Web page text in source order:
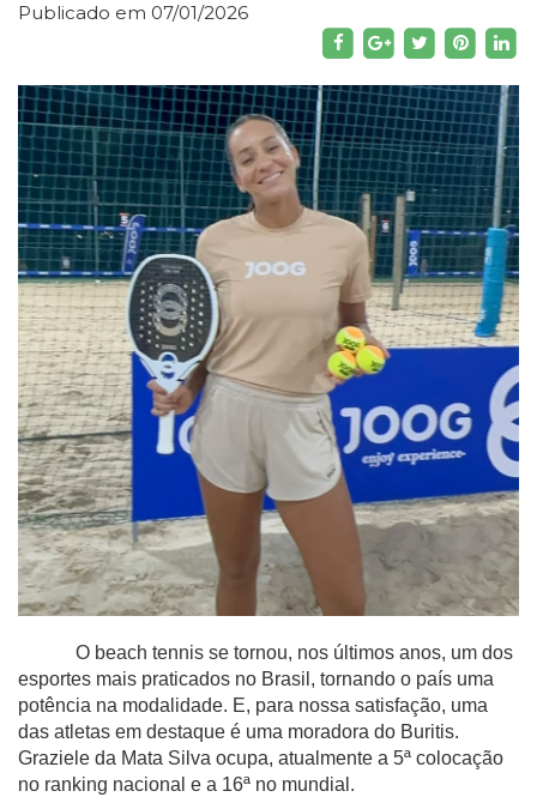
Publicado em 07/01/2026
O beach tennis se tornou, nos últimos anos, um dos
esportes mais praticados no Brasil, tornando o país uma
potência na modalidade. E, para nossa satisfação, uma
das atletas em destaque é uma moradora do Buritis.
Graziele da Mata Silva ocupa, atualmente a 5ª colocação
no ranking nacional e a 16ª no mundial.